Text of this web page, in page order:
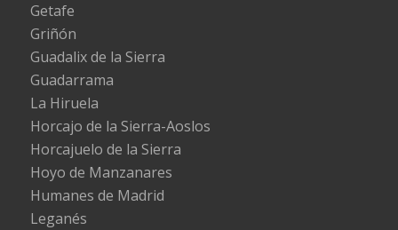
Getafe
Griñón
Guadalix de la Sierra
Guadarrama
La Hiruela
Horcajo de la Sierra-Aoslos
Horcajuelo de la Sierra
Hoyo de Manzanares
Humanes de Madrid
Leganés